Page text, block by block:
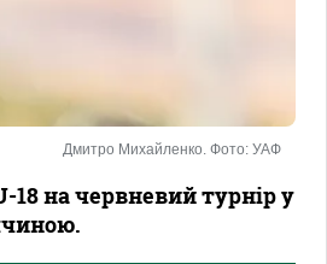
Дмитро Михайленко. Фото: УАФ
18 на червневий турнір у